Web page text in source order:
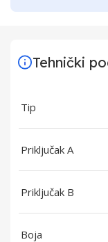
Tehnički
Tip
Priključak A
Priključak B
Boja